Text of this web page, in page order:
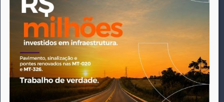
imparcialidade, faz jus a sua logo, com o característico "avião
da praça" de Canarana, sendo o símbolo do
comprometimento deste veículo de comunicação com o
relato dos fatos neste município. Em 06 de dezembro de 2019
circulou a última edição impressa do jornal, que desde então
tem veiculação exclusivamente online.
Este site utiliza cookies para permitir uma melhor experiência